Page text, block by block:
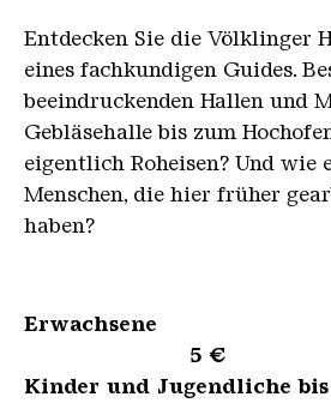
Entdecken Sie die Völklinger
eines fachkundigen Guides.
beeindruckenden Hallen und
Gebläsehalle bis zum
eigentlich Roheisen? Und wie
Menschen, die hier früher
haben?
5 €
Kinder und Jugendliche